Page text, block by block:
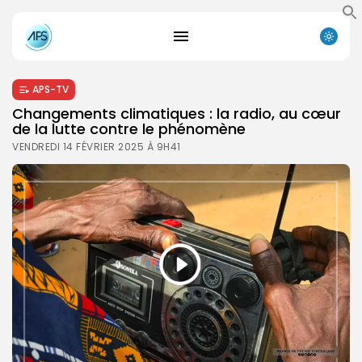
APS-TV
Changements climatiques : la radio, au cœur
de la lutte contre le phénomène
VENDREDI 14 FÉVRIER 2025 À 9H41